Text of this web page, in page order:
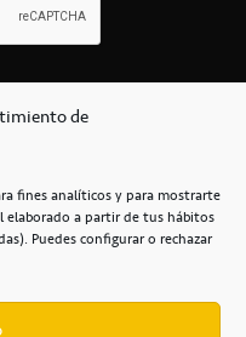
de
fines analíticos y para mostrarte
elaborado a partir de tus hábitos
Puedes configurar o rechazar
– La Laguna